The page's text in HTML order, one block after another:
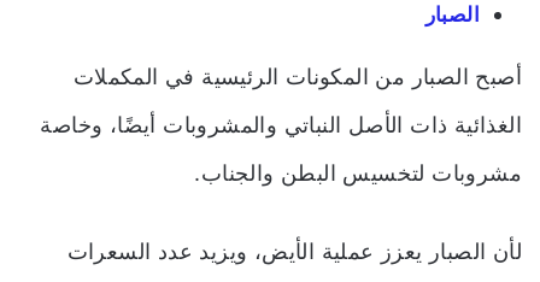
الصبار
أصبح الصبار من المكونات الرئيسية في المكملات
الغذائية ذات الأصل النباتي والمشروبات أيضًا، وخاصة
مشروبات لتخسيس البطن والجناب.
لأن الصبار يعزز عملية الأيض، ويزيد عدد السعرات